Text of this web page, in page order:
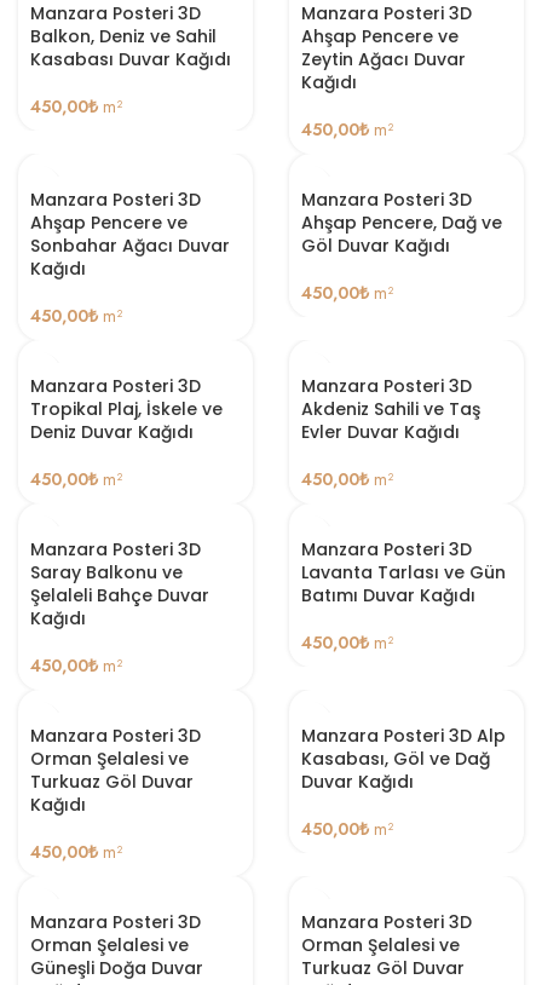
Manzara Posteri 3D
Balkon, Deniz ve Sahil
Kasabası Duvar Kağıdı
450,00₺ m²
Manzara Posteri 3D
Ahşap Pencere ve
Zeytin Ağacı Duvar
Kağıdı
450,00₺ m²
Manzara Posteri 3D
Ahşap Pencere ve
Sonbahar Ağacı Duvar
Kağıdı
450,00₺ m²
Manzara Posteri 3D
Ahşap Pencere, Dağ ve
Göl Duvar Kağıdı
450,00₺ m²
Manzara Posteri 3D
Tropikal Plaj, İskele ve
Deniz Duvar Kağıdı
450,00₺ m²
Manzara Posteri 3D
Akdeniz Sahili ve Taş
Evler Duvar Kağıdı
450,00₺ m²
Manzara Posteri 3D
Saray Balkonu ve
Şelaleli Bahçe Duvar
Kağıdı
450,00₺ m²
Manzara Posteri 3D
Lavanta Tarlası ve Gün
Batımı Duvar Kağıdı
450,00₺ m²
Manzara Posteri 3D
Orman Şelalesi ve
Turkuaz Göl Duvar
Kağıdı
450,00₺ m²
Manzara Posteri 3D Alp
Kasabası, Göl ve Dağ
Duvar Kağıdı
450,00₺ m²
Manzara Posteri 3D
Orman Şelalesi ve
Güneşli Doğa Duvar
Manzara Posteri 3D
Orman Şelalesi ve
Turkuaz Göl Duvar